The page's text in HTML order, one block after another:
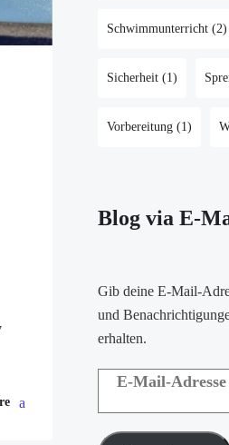
Schwimmunterricht (2)
Sicherheit (1)
Vorbereitung (1)
Blog via E-
Gib deine E-Mail-
und
erhalten.